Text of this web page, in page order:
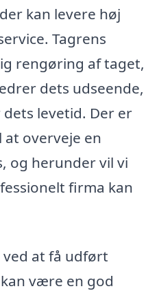
kan levere høj
Tagrens
rengøring af taget,
dets udseende,
levetid. Der er
overveje en
og herunder vil vi
firma kan
at få udført
være en god